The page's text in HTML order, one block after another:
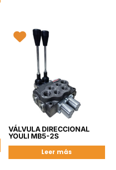
VÁLVULA DIRECCIONAL
YOULI MB5-2S
Leer más